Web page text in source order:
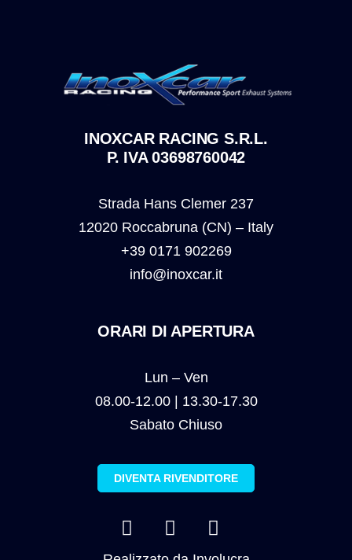
INOXCAR RACING S.R.L.
P. IVA 03698760042
Strada Hans Clemer 237
12020 Roccabruna (CN) – Italy
+39 0171 902269
info@inoxcar.it
ORARI DI APERTURA
Lun – Ven
08.00-12.00 | 13.30-17.30
Sabato Chiuso
DIVENTA RIVENDITORE